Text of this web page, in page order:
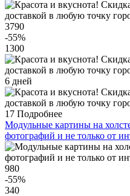
3790
-55%
1300
6 дней
17 Подробнее
Модульные картины на
фотографий и не только от
980
-55%
340